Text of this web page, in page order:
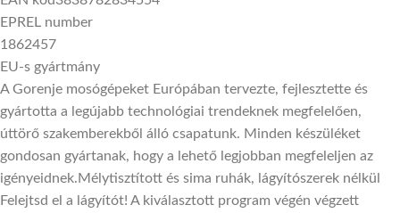
EPREL number
1862457
EU-s gyártmány
A Gorenje mosógépeket Európában tervezte, fejlesztette és
gyártotta a legújabb technológiai trendeknek megfelelően,
úttörő szakemberekből álló csapatunk. Minden készüléket
gondosan gyártanak, hogy a lehető legjobban megfeleljen az
igényeidnek.Mélytisztított és sima ruhák, lágyítószerek nélkül
Felejtsd el a lágyítót! A kiválasztott program végén végzett